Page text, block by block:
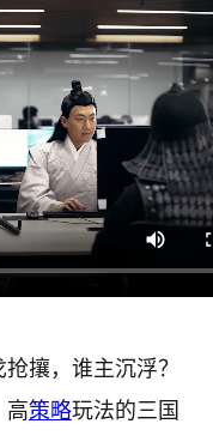
攘，谁主沉浮？
高策略玩法的三国